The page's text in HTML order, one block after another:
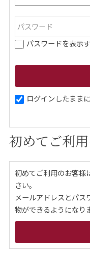
お
【営業
休業日：日
お問い合
パスワードを表示
ログインしたまま
初めてご利
初めてご利用のお客様
さい。
メールアドレスとパス
物ができるようになり